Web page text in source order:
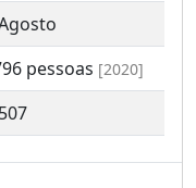
pessoas [2020]